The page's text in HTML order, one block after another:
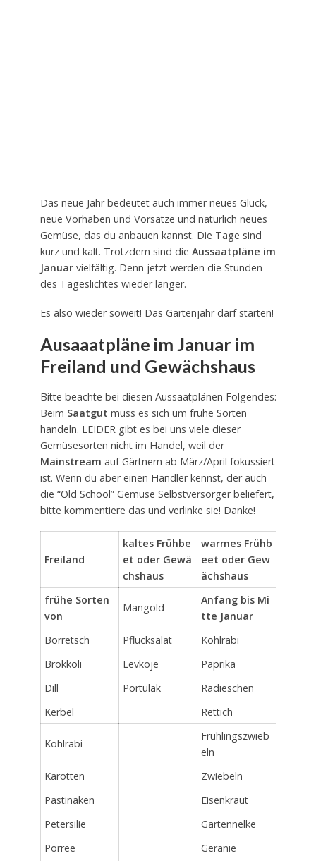
Das neue Jahr bedeutet auch immer neues Glück,
neue Vorhaben und Vorsätze und natürlich neues
Gemüse, das du anbauen kannst. Die Tage sind
kurz und kalt. Trotzdem sind die Aussaatpläne im
Januarvielfältig. Denn jetzt werden die Stunden
des Tageslichtes wieder länger.
Es also wieder soweit! Das Gartenjahr darf starten!
Ausaaatpläne im Januar im
Freiland und Gewächshaus
Bitte beachte bei diesen Aussaatplänen Folgendes:
Beim Saatgut muss es sich um frühe Sorten
handeln. LEIDER gibt es bei uns viele dieser
Gemüsesorten nicht im Handel, weil der
Mainstream auf Gärtnern ab März/April fokussiert
ist. Wenn du aber einen Händler kennst, der auch
die “Old School” Gemüse Selbstversorger beliefert,
bitte kommentiere das und verlinke sie! Danke!
Freiland
kaltes Frühbe
et oder Gewä
chshaus
warmes Frühb
eet oder Gew
ächshaus
frühe Sorten
von
Mangold
Anfang bis Mi
tte Januar
Borretsch
Pflücksalat
Kohlrabi
Brokkoli
Levkoje
Paprika
Dill
Portulak
Radieschen
Kerbel
Rettich
Kohlrabi
Frühlingszwieb
eln
Karotten
Zwiebeln
Pastinaken
Eisenkraut
Petersilie
Gartennelke
Porree
Geranie